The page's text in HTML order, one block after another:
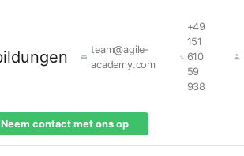
team@agile-
academy.com
+49
151
610
59
938
Neem contact met ons op